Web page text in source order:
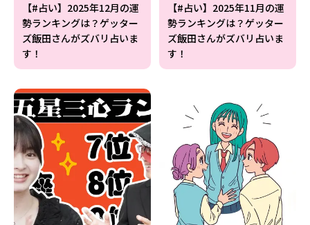
【#占い】2025年12月の運
勢ランキングは？ゲッター
ズ飯田さんがズバリ占いま
す！
【#占い】2025年11月の運
勢ランキングは？ゲッター
ズ飯田さんがズバリ占いま
す！